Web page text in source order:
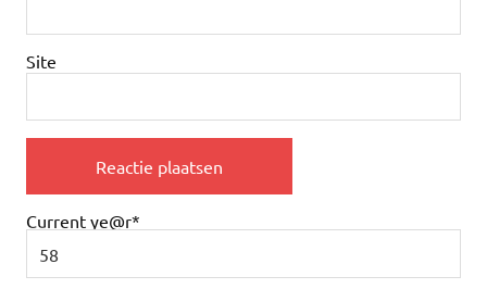
Site
Current ye@r*